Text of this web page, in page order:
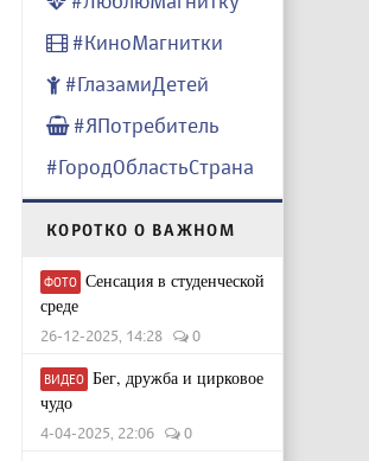
#КиноМагнитки
#ГлазамиДетей
#ЯПотребитель
#ГородОбластьСтрана
КОРОТКО О ВАЖНОМ
ФОТО Сенсация в студенческой
среде
26-12-2025, 14:28 0
ВИДЕО Бег, дружба и цирковое
чудо
4-04-2025, 22:06 0